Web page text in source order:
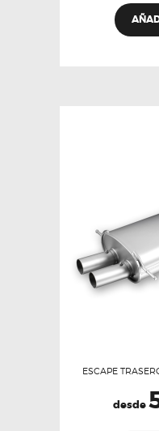
ESCAPE
desde